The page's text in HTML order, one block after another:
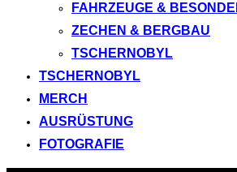
FAHRZEUGE &
ZECHEN & BERGBAU
TSCHERNOBYL
TSCHERNOBYL
MERCH
AUSRÜSTUNG
FOTOGRAFIE